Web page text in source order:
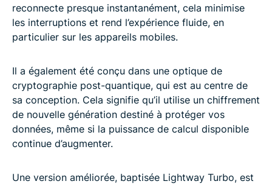
reconnecte presque instantanément, cela minimise
les interruptions et rend l’expérience fluide, en
particulier sur les appareils mobiles.
Il a également été conçu dans une optique de
cryptographie post-quantique, qui est au centre de
sa conception. Cela signifie qu’il utilise un chiffrement
de nouvelle génération destiné à protéger vos
données, même si la puissance de calcul disponible
continue d’augmenter.
Une version améliorée, baptisée Lightway Turbo, est